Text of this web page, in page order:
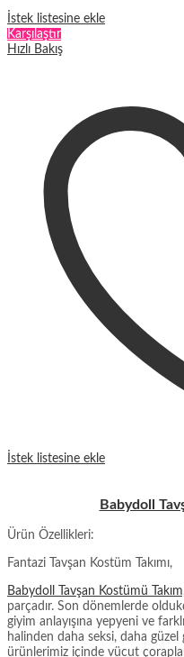
İstek listesine ekle
Karşılaştır
Hızlı Bakış
İstek listesine ekle
Babydoll
Ürün Özellikleri:
Fantazi Tavşan Kostüm Takımı,
Babydoll Tavşan Kostümü
parçadır. Son dönemlerde
giyim anlayışına yepyeni ve
halinden daha seksi, daha
ürünlerimiz içinde vücut